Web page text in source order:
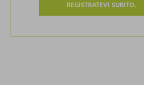
REGISTRATEVI SUBITO.